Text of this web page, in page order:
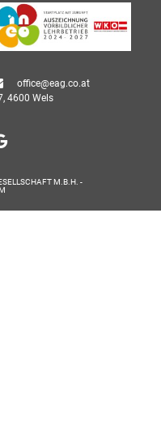
office@eag.co.at
4600 Wels
M.B.H. -